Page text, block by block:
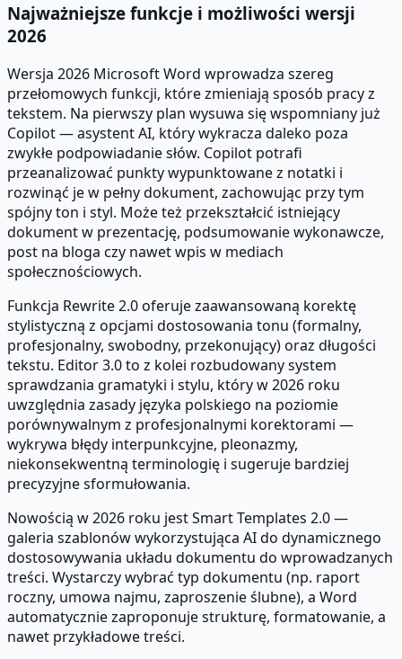
Najważniejsze funkcje i możliwości wersji
2026
Wersja 2026 Microsoft Word wprowadza szereg
przełomowych funkcji, które zmieniają sposób pracy z
tekstem. Na pierwszy plan wysuwa się wspomniany już
Copilot — asystent AI, który wykracza daleko poza
zwykłe podpowiadanie słów. Copilot potrafi
przeanalizować punkty wypunktowane z notatki i
rozwinąć je w pełny dokument, zachowując przy tym
spójny ton i styl. Może też przekształcić istniejący
dokument w prezentację, podsumowanie wykonawcze,
post na bloga czy nawet wpis w mediach
społecznościowych.
Funkcja Rewrite 2.0 oferuje zaawansowaną korektę
stylistyczną z opcjami dostosowania tonu (formalny,
profesjonalny, swobodny, przekonujący) oraz długości
tekstu. Editor 3.0 to z kolei rozbudowany system
sprawdzania gramatyki i stylu, który w 2026 roku
uwzględnia zasady języka polskiego na poziomie
porównywalnym z profesjonalnymi korektorami —
wykrywa błędy interpunkcyjne, pleonazmy,
niekonsekwentną terminologię i sugeruje bardziej
precyzyjne sformułowania.
Nowością w 2026 roku jest Smart Templates 2.0 —
galeria szablonów wykorzystująca AI do dynamicznego
dostosowywania układu dokumentu do wprowadzanych
treści. Wystarczy wybrać typ dokumentu (np. raport
roczny, umowa najmu, zaproszenie ślubne), a Word
automatycznie zaproponuje strukturę, formatowanie, a
nawet przykładowe treści.